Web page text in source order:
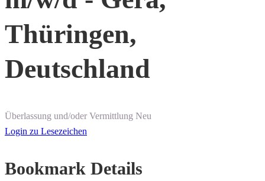
Thüringen,
Deutschland
Überlassung und/oder Vermittlung Neu
Login zu Lesezeichen
Bookmark Details